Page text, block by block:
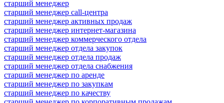
старший менеджер
старший менеджер call-центра
старший менеджер активных продаж
старший менеджер интернет-магазина
старший менеджер коммерческого отдела
старший менеджер отдела закупок
старший менеджер отдела продаж
старший менеджер отдела снабжения
старший менеджер по аренде
старший менеджер по закупкам
старший менеджер по качеству